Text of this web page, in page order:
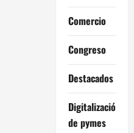
Comercio
Congreso
Destacados
Digitalización
de pymes